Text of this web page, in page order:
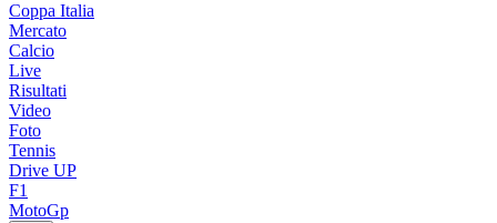
Coppa Italia
Mercato
Calcio
Live
Risultati
Video
Foto
Tennis
Drive UP
F1
MotoGp